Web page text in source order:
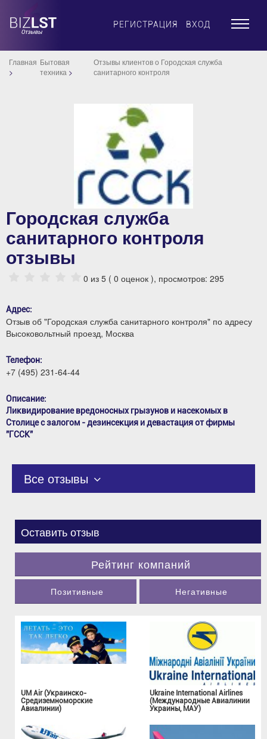
РЕГИСТРАЦИЯ ВХОД ×
Главная Бытовая
техника
Отзывы клиентов о Городская служба
санитарного контроля
Городская служба
санитарного контроля
отзывы
0 из 5 ( 0 оценок ), просмотров: 295
Адрес:
Отзыв об "Городская служба санитарного контроля" по адресу
Высоковольтный проезд, Москва
Телефон:
+7 (495) 231-64-44
Описание:
Ликвидирование вредоносных грызунов и насекомых в
Столице с залогом - дезинсекция и девастация от фирмы
”ГССК”
Все отзывы
Оставить отзыв
Рейтинг компаний
Позитивные Негативные
UM Air (Украинско-
Средиземноморские
Авиалинии)
Ukraine International Airlines
(Международные Авиалинии
Украины, МАУ)